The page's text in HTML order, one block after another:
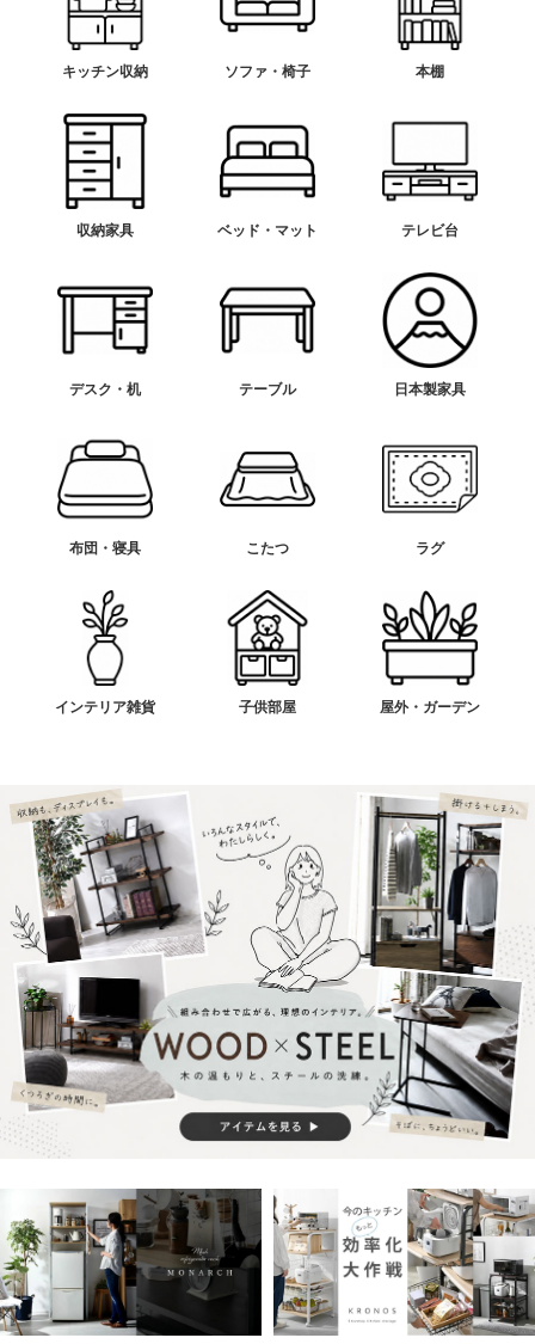
キッチン収納 ソファ・椅子 本棚
収納家具 ベッド・マット テレビ台
デスク・机 テーブル 日本製家具
布団・寝具 こたつ ラグ
インテリア雑貨 子供部屋 屋外・ガーデン